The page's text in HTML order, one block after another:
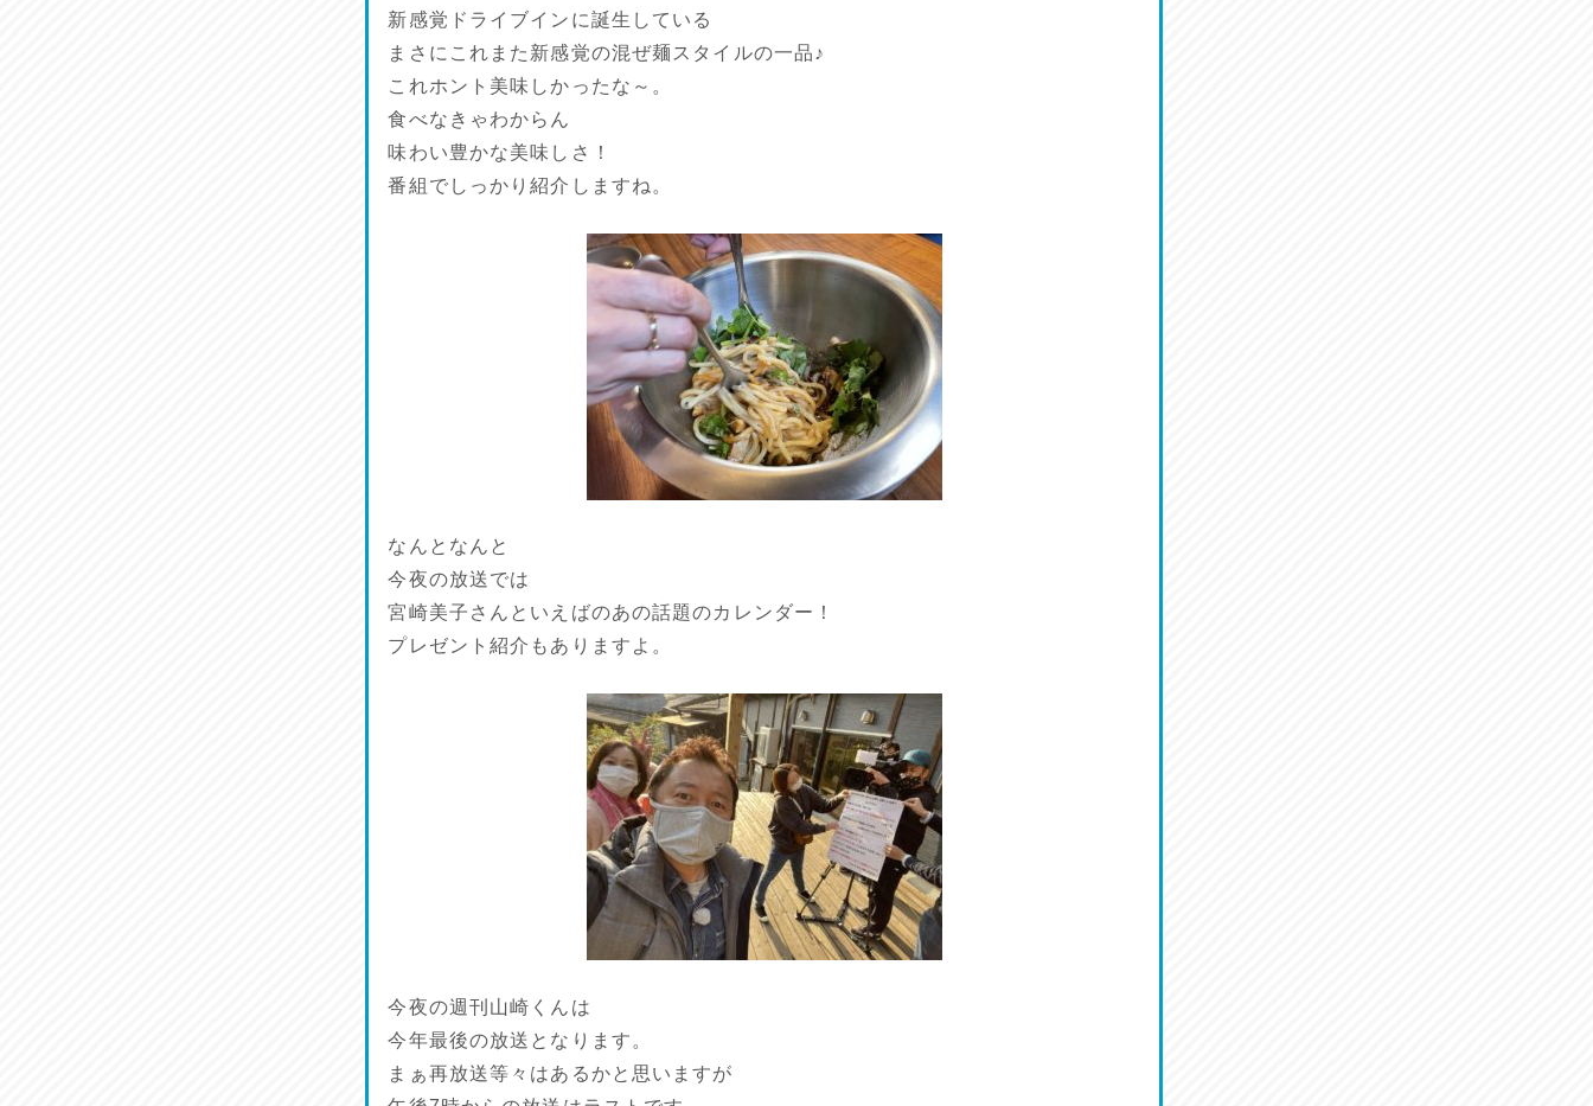
新感覚ドライブインに誕生している
まさにこれまた新感覚の混ぜ麺スタイルの一品♪
これホント美味しかったな～。
食べなきゃわからん
味わい豊かな美味しさ！
番組でしっかり紹介しますね。
なんとなんと
今夜の放送では
宮崎美子さんといえばのあの話題のカレンダー！
プレゼント紹介もありますよ。
今夜の週刊山崎くんは
今年最後の放送となります。
まぁ再放送等々はあるかと思いますが